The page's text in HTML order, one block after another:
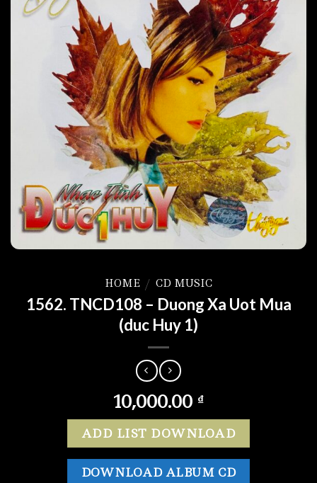
HOME / CD MUSIC
1562. TNCD108 – Duong Xa Uot Mua
(duc Huy 1)
10,000.00 ₫
ADD LIST DOWNLOAD
DOWNLOAD ALBUM CD